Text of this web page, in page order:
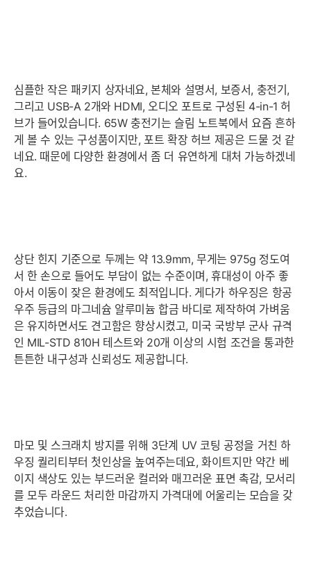
심플한 작은 패키지 상자네요, 본체와 설명서, 보증서, 충전기,
그리고 USB-A 2개와 HDMI, 오디오 포트로 구성된 4-in-1 허
브가 들어있습니다. 65W 충전기는 슬림 노트북에서 요즘 흔하
게 볼 수 있는 구성품이지만, 포트 확장 허브 제공은 드물 것 같
네요. 때문에 다양한 환경에서 좀 더 유연하게 대처 가능하겠네
요.
상단 힌지 기준으로 두께는 약 13.9mm, 무게는 975g 정도여
서 한 손으로 들어도 부담이 없는 수준이며, 휴대성이 아주 좋
아서 이동이 잦은 환경에도 최적입니다. 게다가 하우징은 항공
우주 등급의 마그네슘 알루미늄 합금 바디로 제작하여 가벼움
은 유지하면서도 견고함은 향상시켰고, 미국 국방부 군사 규격
인 MIL-STD 810H 테스트와 20개 이상의 시험 조건을 통과한
튼튼한 내구성과 신뢰성도 제공합니다.
마모 및 스크래치 방지를 위해 3단계 UV 코팅 공정을 거친 하
우징 퀄리티부터 첫인상을 높여주는데요, 화이트지만 약간 베
이지 색상도 있는 부드러운 컬러와 매끄러운 표면 촉감, 모서리
를 모두 라운드 처리한 마감까지 가격대에 어울리는 모습을 갖
추었습니다.